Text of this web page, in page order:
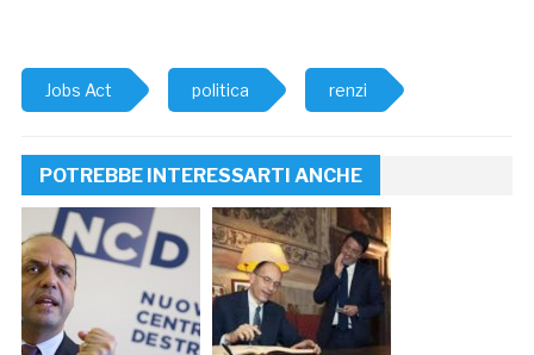
Jobs Act politica renzi
POTREBBE INTERESSARTI ANCHE